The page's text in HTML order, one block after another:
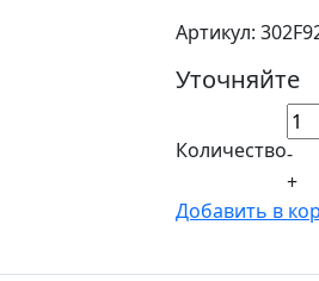
Артикул:
Уточняйте
Количество-
+
Добавить в